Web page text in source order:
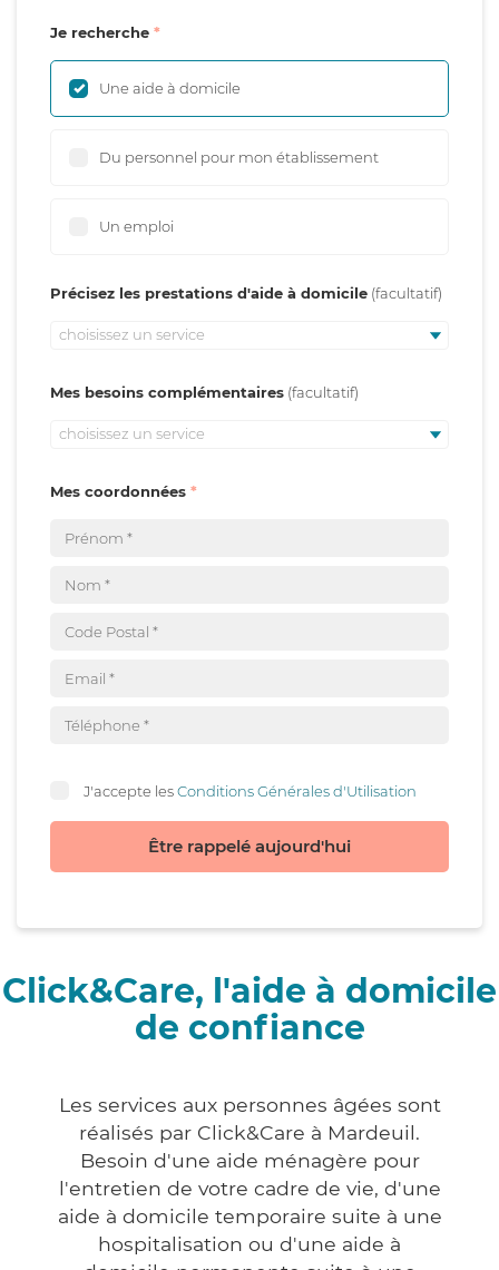
Je recherche
Une aide à domicile
Du personnel pour mon établissement
Un emploi
Précisez les prestations d'aide à domicile
choisissez un service
Mes besoins complémentaires
choisissez un service
Mes coordonnées
J'accepte lesConditions Générales d'Utilisation
Être rappelé aujourd'hui
Click&Care, l'aide à domicile
de confiance
Les services aux personnes âgées sont
réalisés par Click&Care à Mardeuil.
Besoin d'une aide ménagère pour
l'entretien de votre cadre de vie, d'une
aide à domicile temporaire suite à une
hospitalisation ou d'une aide à